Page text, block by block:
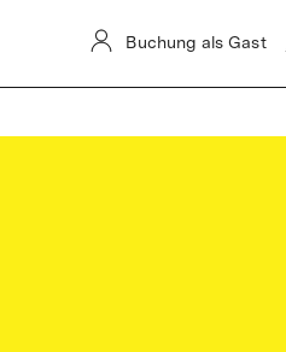
Buchung als Gast